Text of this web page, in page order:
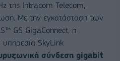
της Intracom Telecom,
Με την εγκατάσταση των
G5 GigaConnect, η
υπηρεσία SkyLink
σύνδεση gigabit